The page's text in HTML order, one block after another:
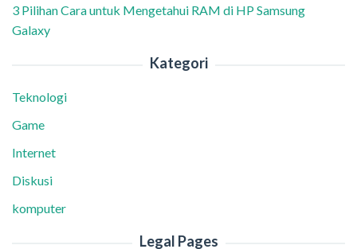
3 Pilihan Cara untuk Mengetahui RAM di HP Samsung
Galaxy
Kategori
Teknologi
Game
Internet
Diskusi
komputer
Legal Pages